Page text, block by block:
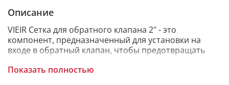
Описание
VIEIR Сетка для обратного клапана 2" - это
компонент, предназначенный для установки на
входе в обратный клапан, чтобы предотвращать
загрязнений в сам клапан. Сетка обеспечивает
Показать полностью